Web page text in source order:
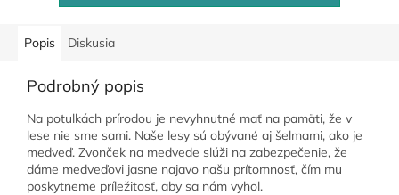
Popis Diskusia
Podrobný popis
Na potulkách prírodou je nevyhnutné mať na pamäti, že v
lese nie sme sami. Naše lesy sú obývané aj šelmami, ako je
medveď. Zvonček na medvede slúži na zabezpečenie, že
dáme medveďovi jasne najavo našu prítomnosť, čím mu
poskytneme príležitosť, aby sa nám vyhol.